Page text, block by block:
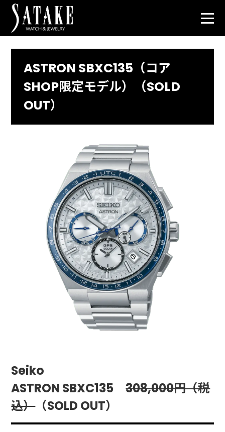
ASTRON SBXC135（コア
SHOP限定モデル）（SOLD
OUT）
Seiko
ASTRON SBXC135308,000円（税
込）（SOLD OUT）